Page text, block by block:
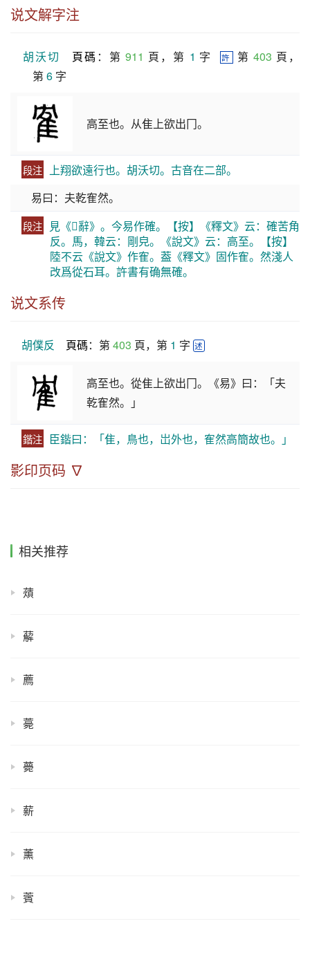
说文解字注
胡沃切 頁碼 ：第 911 頁，第 1 字 許 第 403 頁，
第 6 字
高至也。从隹上欲出冂。
段注 上翔欲遠行也。胡沃切。古音在二部。
易曰：夫乾隺然。
段注
見《𣪠辭》。今易作確。【按】《釋文》云：確苦角
反。馬，韓云：剛皃。《說文》云：高至。【按】
陸不云《說文》作隺。葢《釋文》固作隺。然淺人
改爲從石耳。許書有确無確。
说文系传
胡僕反 頁碼：第 403 頁，第 1 字 述
高至也。從隹上欲出冂。《易》曰：「夫
乾隺然。」
鍇注 臣鍇曰：「隹，鳥也，岀外也，隺然高簡故也。」
影印页码 ∇
相关推荐
薠
薢
薦
薧
薨
薪
薰
薲